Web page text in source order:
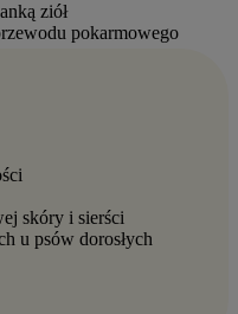
ziół
pokarmowego
skóry i sierści
u psów dorosłych